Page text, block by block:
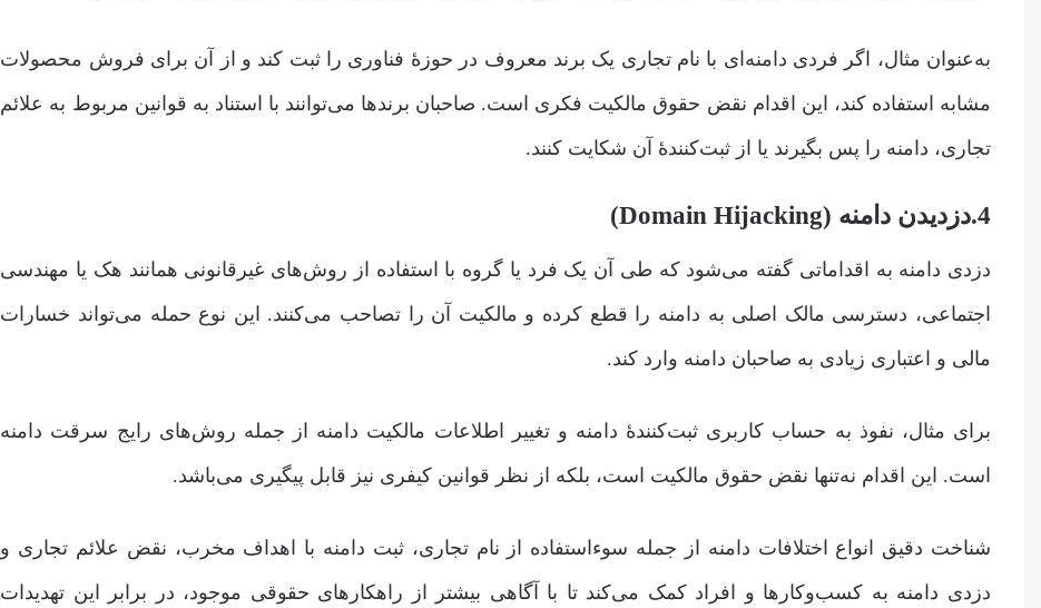
به‌عنوان مثال، اگر فردی دامنه‌ای با نام تجاری یک برند معروف در حوزۀ فناوری را ثبت کند و از آن برای فروش محصولات
مشابه استفاده کند، این اقدام نقض حقوق مالکیت فکری است. صاحبان برندها می‌توانند با استناد به قوانین مربوط به علائم
تجاری، دامنه را پس بگیرند یا از ثبت‌کنندۀ آن شکایت کنند.
4.دزدیدن دامنه (Domain Hijacking)
دزدی دامنه به اقداماتی گفته می‌شود که طی آن یک فرد یا گروه با استفاده از روش‌های غیرقانونی همانند هک یا مهندسی
اجتماعی، دسترسی مالک اصلی به دامنه را قطع کرده و مالکیت آن را تصاحب می‌کنند. این نوع حمله می‌تواند خسارات
مالی و اعتباری زیادی به صاحبان دامنه وارد کند.
برای مثال، نفوذ به حساب کاربری ثبت‌کنندۀ دامنه و تغییر اطلاعات مالکیت دامنه از جمله روش‌های رایج سرقت دامنه
است. این اقدام نه‌تنها نقض حقوق مالکیت است، بلکه از نظر قوانین کیفری نیز قابل پیگیری می‌باشد.
شناخت دقیق انواع اختلافات دامنه از جمله سوءاستفاده از نام تجاری، ثبت دامنه با اهداف مخرب، نقض علائم تجاری و
دزدی دامنه به کسب‌وکارها و افراد کمک می‌کند تا با آگاهی بیشتر از راهکارهای حقوقی موجود، در برابر این تهدیدات